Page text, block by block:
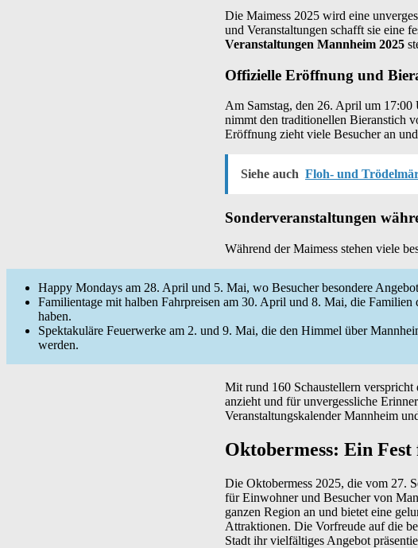
Die Maimess 2025 wird eine
und Veranstaltungen schafft sie eine
Veranstaltungen Mannheim 2025
Offizielle Eröffnung und
Am Samstag, den 26. April um
nimmt den traditionellen Bieranstich
Eröffnung zieht viele Besucher an
Siehe auch Floh- und
Sonderveranstaltungen
Während der Maimess stehen viele
Happy Mondays am 28. April und 5. Mai, wo Besucher besondere
Familientage mit halben Fahrpreisen am 30. April und 8. Mai, die
haben.
Spektakuläre Feuerwerke am 2. und 9. Mai, die den Himmel über
werden.
Mit rund 160 Schaustellern
anzieht und für unvergessliche
Veranstaltungskalender Mannheim
Oktobermess: Ein
Die Oktobermess 2025, die vom 27.
für Einwohner und Besucher von
ganzen Region an und bietet eine
Attraktionen. Die Vorfreude auf die
Stadt ihr vielfältiges Angebot